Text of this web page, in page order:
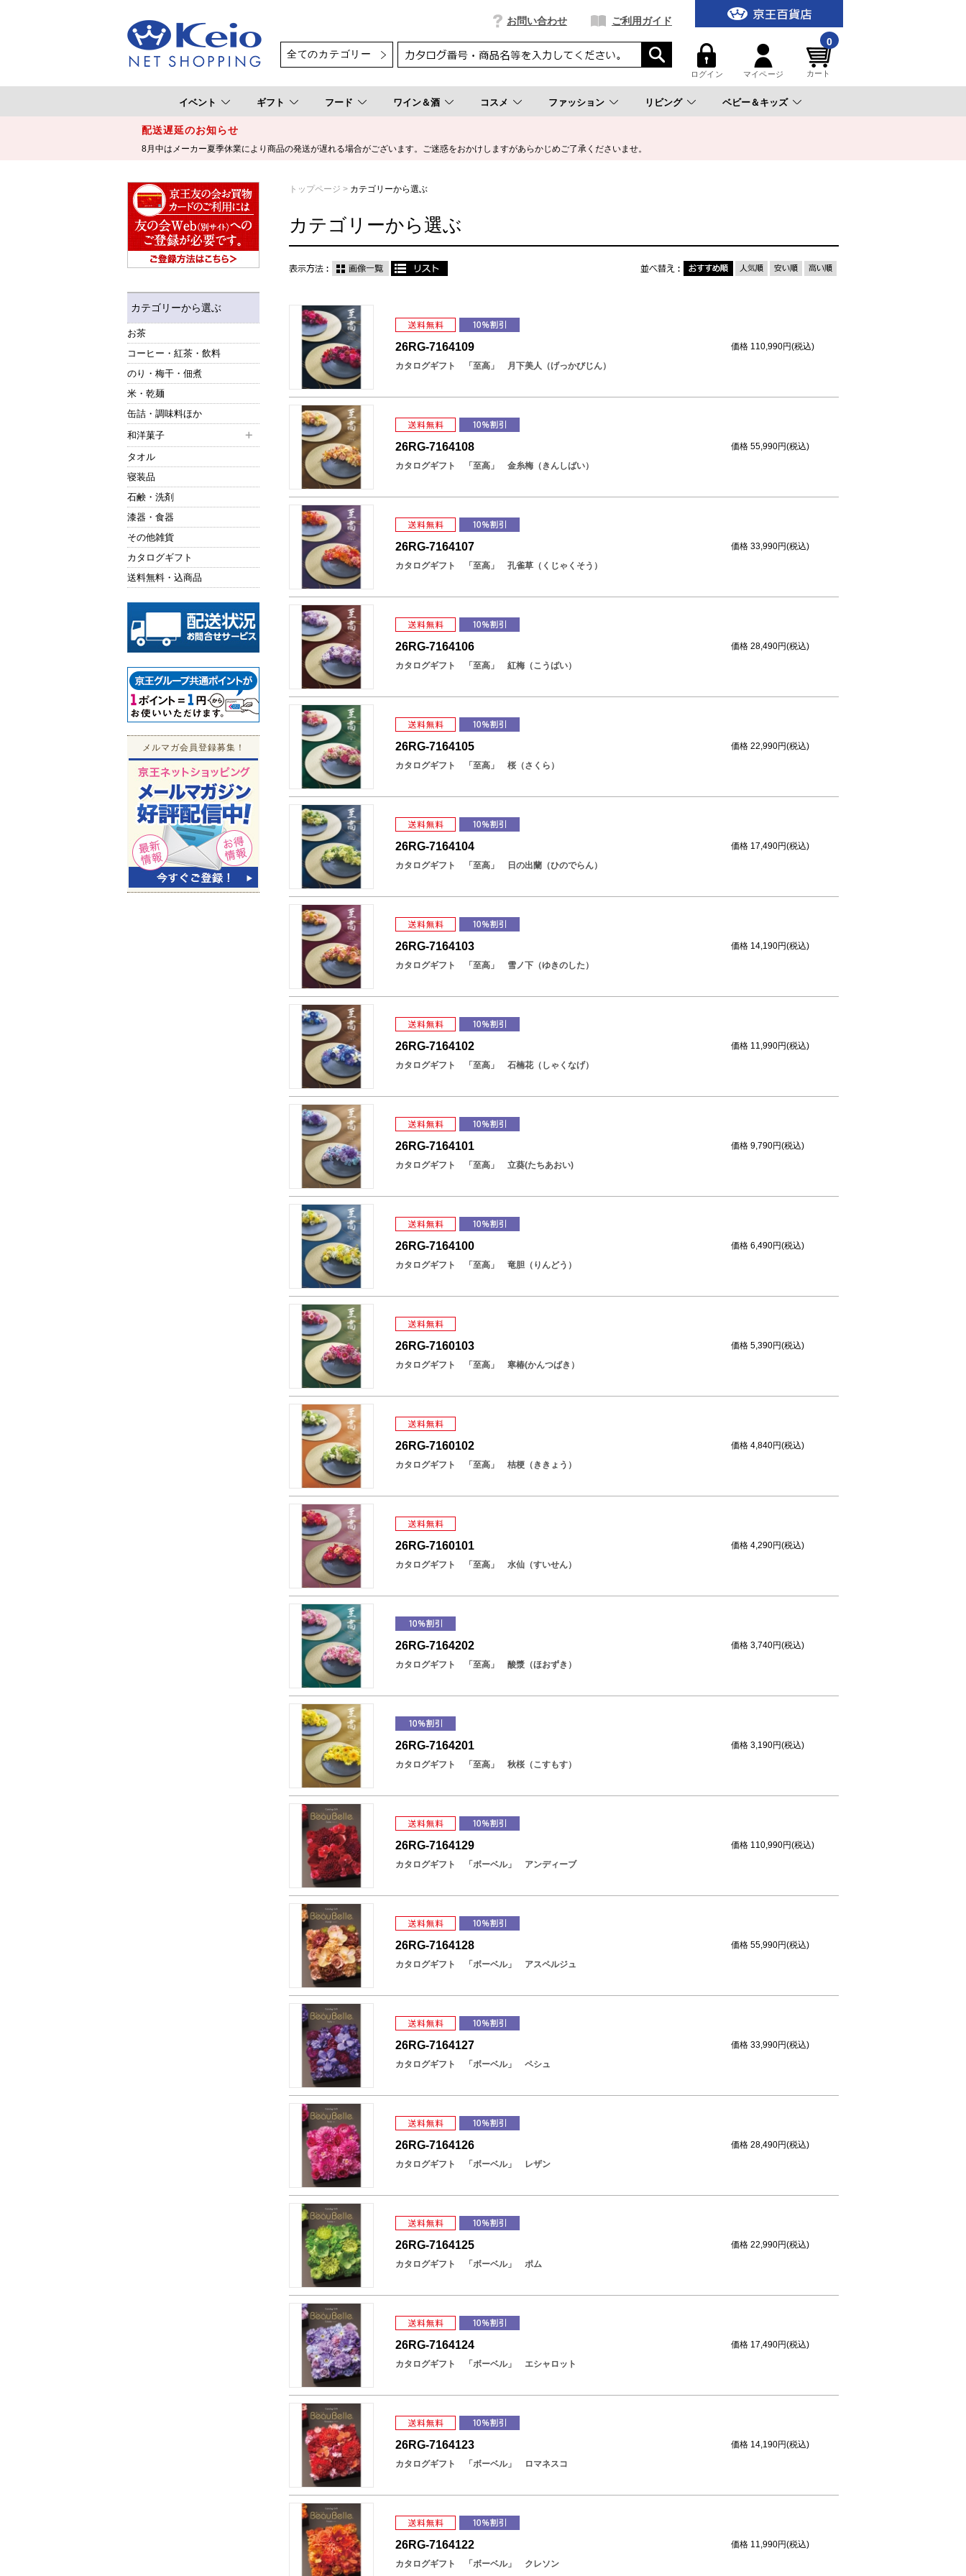
お問い合わせ ご利用ガイド
ログイン マイページ
0
カート
イベント ギフト フード ワイン＆酒 コスメ ファッション リビング ベビー＆キッズ
配送遅延のお知らせ
8月中はメーカー夏季休業により商品の発送が遅れる場合がございます。ご迷惑をおかけしますがあらかじめご了承くださいませ。
カテゴリーから選ぶ
お茶
コーヒー・紅茶・飲料
のり・梅干・佃煮
米・乾麺
缶詰・調味料ほか
和洋菓子
タオル
寝装品
石鹸・洗剤
漆器・食器
その他雑貨
カタログギフト
送料無料・込商品
メルマガ会員登録募集！
トップページ カテゴリーから選ぶ
カテゴリーから選ぶ
26RG-7164109
カタログギフト 「至高」 月下美人（げっかびじん）
価格 110,990円(税込)
26RG-7164108
カタログギフト 「至高」 金糸梅（きんしばい）
価格 55,990円(税込)
26RG-7164107
カタログギフト 「至高」 孔雀草（くじゃくそう）
価格 33,990円(税込)
26RG-7164106
カタログギフト 「至高」 紅梅（こうばい）
価格 28,490円(税込)
26RG-7164105
カタログギフト 「至高」 桜（さくら）
価格 22,990円(税込)
26RG-7164104
カタログギフト 「至高」 日の出蘭（ひのでらん）
価格 17,490円(税込)
26RG-7164103
カタログギフト 「至高」 雪ノ下（ゆきのした）
価格 14,190円(税込)
26RG-7164102
カタログギフト 「至高」 石楠花（しゃくなげ）
価格 11,990円(税込)
26RG-7164101
カタログギフト 「至高」 立葵(たちあおい)
価格 9,790円(税込)
26RG-7164100
カタログギフト 「至高」 竜胆（りんどう）
価格 6,490円(税込)
26RG-7160103
カタログギフト 「至高」 寒椿(かんつばき）
価格 5,390円(税込)
26RG-7160102
カタログギフト 「至高」 桔梗（ききょう）
価格 4,840円(税込)
26RG-7160101
カタログギフト 「至高」 水仙（すいせん）
価格 4,290円(税込)
26RG-7164202
カタログギフト 「至高」 酸漿（ほおずき）
価格 3,740円(税込)
26RG-7164201
カタログギフト 「至高」 秋桜（こすもす）
価格 3,190円(税込)
26RG-7164129
カタログギフト 「ボーベル」 アンディーブ
価格 110,990円(税込)
26RG-7164128
カタログギフト 「ボーベル」 アスペルジュ
価格 55,990円(税込)
26RG-7164127
カタログギフト 「ボーベル」 ペシュ
価格 33,990円(税込)
26RG-7164126
カタログギフト 「ボーベル」 レザン
価格 28,490円(税込)
26RG-7164125
カタログギフト 「ボーベル」 ポム
価格 22,990円(税込)
26RG-7164124
カタログギフト 「ボーベル」 エシャロット
価格 17,490円(税込)
26RG-7164123
カタログギフト 「ボーベル」 ロマネスコ
価格 14,190円(税込)
26RG-7164122
カタログギフト 「ボーベル」 クレソン
価格 11,990円(税込)